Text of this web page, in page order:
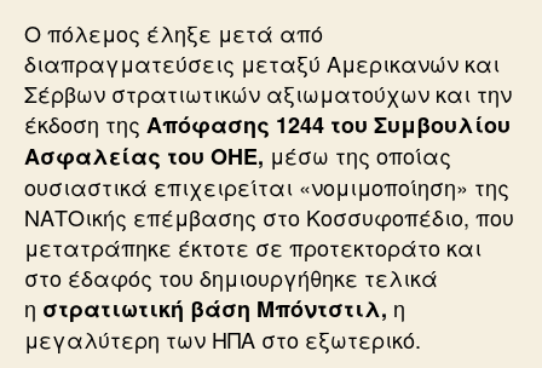
Ο πόλεμος έληξε μετά από
διαπραγματεύσεις μεταξύ Αμερικανών και
Σέρβων στρατιωτικών αξιωματούχων και την
έκδοση της Απόφασης 1244 του Συμβουλίου
Ασφαλείας του ΟΗΕ, μέσω της οποίας
ουσιαστικά επιχειρείται «νομιμοποίηση» της
ΝΑΤΟικής επέμβασης στο Κοσσυφοπέδιο, που
μετατράπηκε έκτοτε σε προτεκτοράτο και
στο έδαφός του δημιουργήθηκε τελικά
η στρατιωτική βάση Μπόντστιλ, η
μεγαλύτερη των ΗΠΑ στο εξωτερικό.